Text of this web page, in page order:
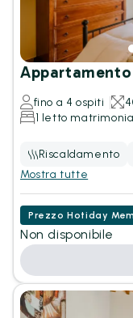
fino a 4 ospiti
1 letto
Riscaldamento
Mostra tutte
Prezzo Hotiday
Non disponibile